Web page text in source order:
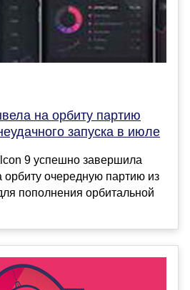
на орбиту партию
запуска в июле
9 успешно завершила
очередную партию из
пополнения орбитальной